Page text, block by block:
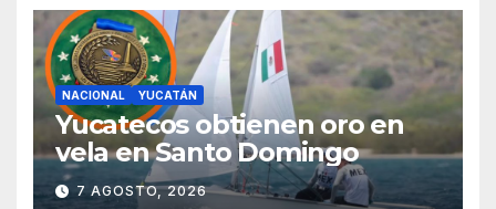
NACIONAL YUCATÁN
Yucatecos obtienen oro en
vela en Santo Domingo
7 AGOSTO, 2026